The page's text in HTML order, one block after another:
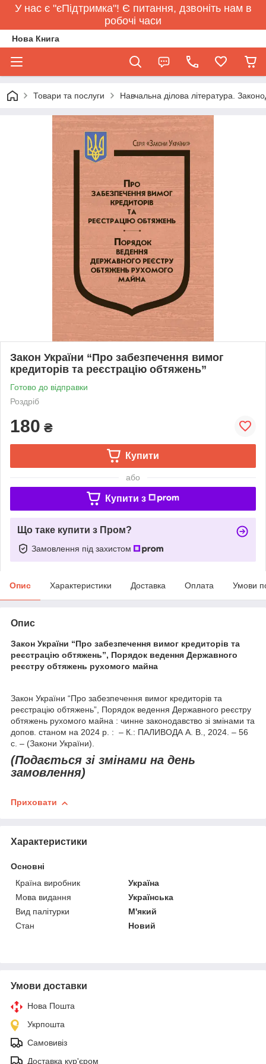
У нас є "єПідтримка"! Є питання, дзвоніть нам в
робочі часи
Нова Книга
Товари та послуги Навчальна ділова література.
Закон України “Про забезпечення вимог
кредиторів та реєстрацію обтяжень”
Готово до відправки
Роздріб
180 ₴
Купити
або
Купити з
Що таке купити з Пром?
Замовлення під захистом
Опис Характеристики Доставка Оплата Умови
Опис
Закон України “Про забезпечення вимог кредиторів та
реєстрацію обтяжень”, Порядок ведення Державного
реєстру обтяжень рухомого майна
Закон України “Про забезпечення вимог кредиторів та
реєстрацію обтяжень”, Порядок ведення Державного реєстру
обтяжень рухомого майна : чинне законодавство зі змінами та
допов. станом на 2024 р. : – К.: ПАЛИВОДА А. В., 2024. – 56
с. – (Закони України).
(Подається зі змінами на день
замовлення)
Приховати
Характеристики
Основні
Країна виробник
Україна
Мова видання
Українська
Вид палітурки
М'який
Стан
Новий
Умови доставки
Нова Пошта
Укрпошта
Самовивіз
Доставка кур'єром